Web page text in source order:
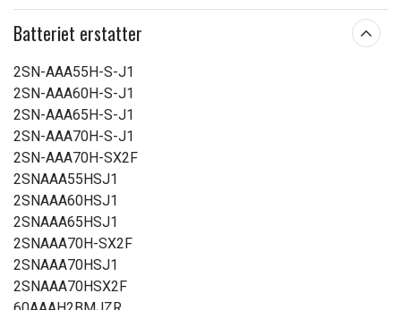
Batteriet erstatter
2SN-AAA55H-S-J1
2SN-AAA60H-S-J1
2SN-AAA65H-S-J1
2SN-AAA70H-S-J1
2SN-AAA70H-SX2F
2SNAAA55HSJ1
2SNAAA60HSJ1
2SNAAA65HSJ1
2SNAAA70H-SX2F
2SNAAA70HSJ1
2SNAAA70HSX2F